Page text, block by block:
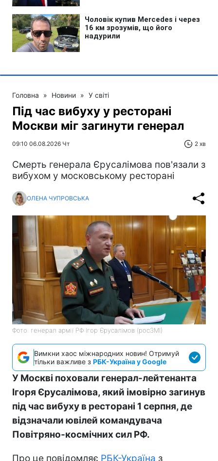
Головна » Новини » У світі
Під час вибуху у ресторані
Москви міг загинути генерал
09:10 06.08.2026 Чт 2 хв
Смерть генерала Єрусалімова пов'язали з
вибухом у московському ресторані
ОЛЕНА ЧУПРОВСЬКА
Фото: генерал армії РФ Ігор Єрусалімов (росЗМІ)
Вимкни хаос міжнародних новин! Отримуй
тільки важливе з РБК-Україна у Google
У Москві поховали генерал-лейтенанта
Ігоря Єрусалімова, який імовірно загинув
під час вибуху в ресторані 1 серпня, де
відзначали ювілей командувача
Повітряно-космічних сил РФ.
Про це повідомляє РБК-Україна з